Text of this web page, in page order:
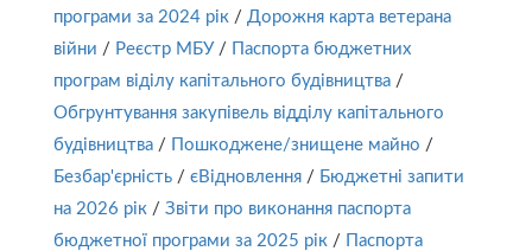
програми за 2024 рік / Дорожня карта ветерана
війни / Реєстр МБУ /
Паспорта бюджетних
програм віділу капітального будівництва /
Обгрунтування закупівель відділу капітального
будівництва / Пошкоджене/знищене майно /
Безбар'єрність / єВідновлення / Бюджетні запити
на 2026 рік / Звіти про виконання паспорта
бюджетної програми за 2025 рік /
Паспорта